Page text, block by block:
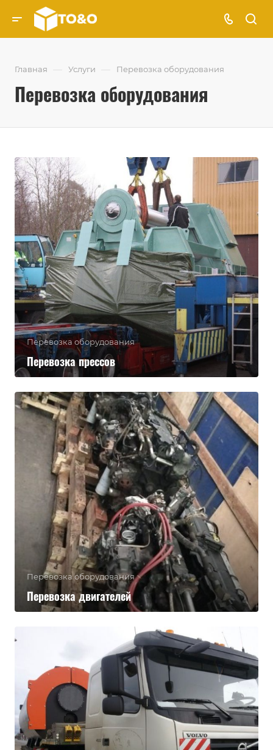
Главная — Услуги — Перевозка оборудования
Перевозка оборудования
Перевозка оборудования
Перевозка прессов
Перевозка оборудования
Перевозка двигателей